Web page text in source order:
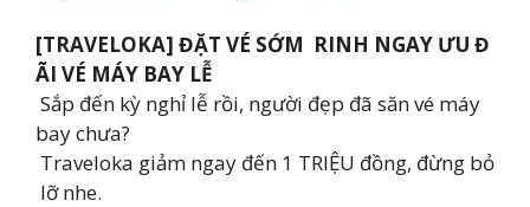
[TRAVELOKA] ĐẶT VÉ SỚM RINH NGAY ƯU Đ
ÃI VÉ MÁY BAY LỄ ️
Sắp đến kỳ nghỉ lễ rồi, người đẹp đã săn vé máy
bay chưa?
Traveloka giảm ngay đến 1 TRIỆU đồng, đừng bỏ
lỡ nhe.